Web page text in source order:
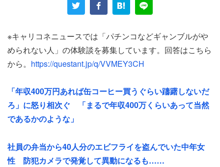
トンズラ」。その結果、借金できなくなったという。
そこで、「お金の工面が出来ない」男性は、「パチンコの
代打ちを10年日当1万円」で請負い、生活していたそう。
「たまにパチンコやパチスロで負けるパチンカス」と、未
だにやめられないようだ。自身も、現状が良くないことは
理解しているようで、こう綴った。
「趣味がないので休みで時間と金があれば負けるのわかっ
ていてもパチンコで休みを潰す悪循環」
※キャリコネニュースでは「パチンコなどギャンブルがや
められない人」の体験談を募集しています。回答はこちら
から。 https://questant.jp/q/VVMEY3CH
「年収400万円あれば缶コーヒー買うぐらい躊躇しないだ
ろ」に怒り相次ぐ 「まるで年収400万くらいあって当然
であるかのような」
社員の弁当から40人分のエビフライを盗んでいた中年女
性 防犯カメラで発覚して異動になるも……